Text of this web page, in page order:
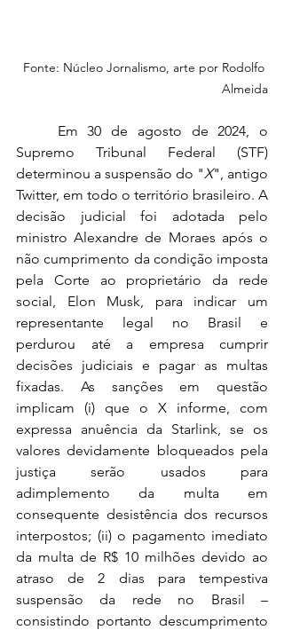
Fonte: Núcleo Jornalismo, arte por Rodolfo
Almeida
Em 30 de agosto de 2024, o
Supremo Tribunal Federal (STF)
determinou a suspensão do "X", antigo
Twitter, em todo o território brasileiro. A
decisão judicial foi adotada pelo
ministro Alexandre de Moraes após o
não cumprimento da condição imposta
pela Corte ao proprietário da rede
social, Elon Musk, para indicar um
representante legal no Brasil e
perdurou até a empresa cumprir
decisões judiciais e pagar as multas
fixadas. As sanções em questão
implicam (i) que o X informe, com
expressa anuência da Starlink, se os
valores devidamente bloqueados pela
justiça serão usados para
adimplemento da multa em
consequente desistência dos recursos
interpostos; (ii) o pagamento imediato
da multa de R$ 10 milhões devido ao
atraso de 2 dias para tempestiva
suspensão da rede no Brasil –
consistindo portanto descumprimento